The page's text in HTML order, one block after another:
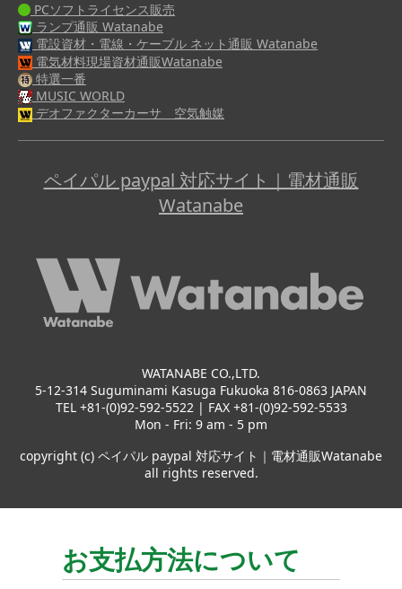
PCソフトライセンス販売
ランプ通販 Watanabe
電設資材・電線・ケーブル ネット通販 Watanabe
電気材料現場資材通販Watanabe
特選一番
MUSIC WORLD
デオファクターカーサ 空気触媒
ペイパル paypal 対応サイト｜電材通販
Watanabe
WATANABE CO.,LTD.
5-12-314 Suguminami Kasuga Fukuoka 816-0863 JAPAN
TEL +81-(0)92-592-5522 | FAX +81-(0)92-592-5533
Mon - Fri: 9 am - 5 pm
copyright (c) ペイパル paypal 対応サイト｜電材通販Watanabe
all rights reserved.
お支払方法について